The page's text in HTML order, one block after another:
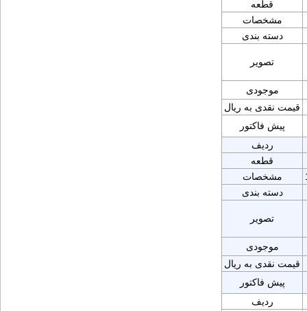
قطعه
مشخصات
دسته بندی
تصویر
موجودی
قیمت نقدی به ریال
پیش فاکتور
ردیف
قطعه
مشخصات
دسته بندی
تصویر
موجودی
قیمت نقدی به ریال
پیش فاکتور
ردیف